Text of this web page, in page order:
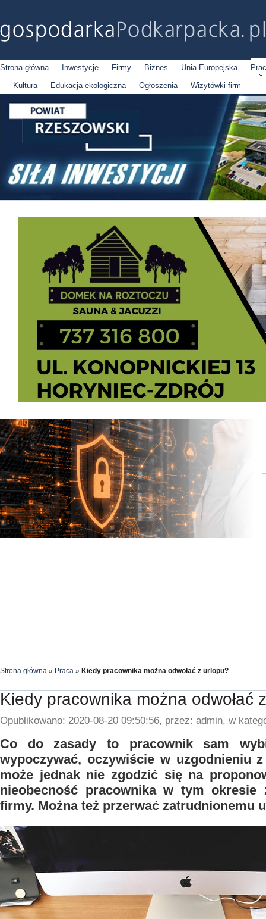
Strona główna Inwestycje Firmy Biznes Unia Europejska
Kultura
Edukacja ekologiczna Ogłoszenia Wizytówki firm
Strona główna » Praca » Kiedy pracownika można odwołać z urlopu?
Kiedy pracownika można odwołać
Opublikowano: 2020-08-20 09:50:56, przez: admin, w
Co do zasady to pracownik sam
wypoczywać, oczywiście w uzgodnieniu
może jednak nie zgodzić się na
nieobecność pracownika w tym okresie
firmy. Można też przerwać zatrudnionemu